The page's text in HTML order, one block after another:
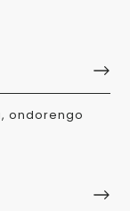
ondorengo